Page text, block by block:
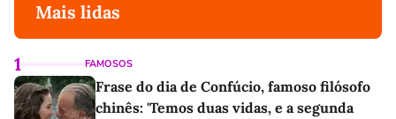
Mais lidas
1 FAMOSOS
Frase do dia de Confúcio, famoso filósofo
chinês: 'Temos duas vidas, e a segunda